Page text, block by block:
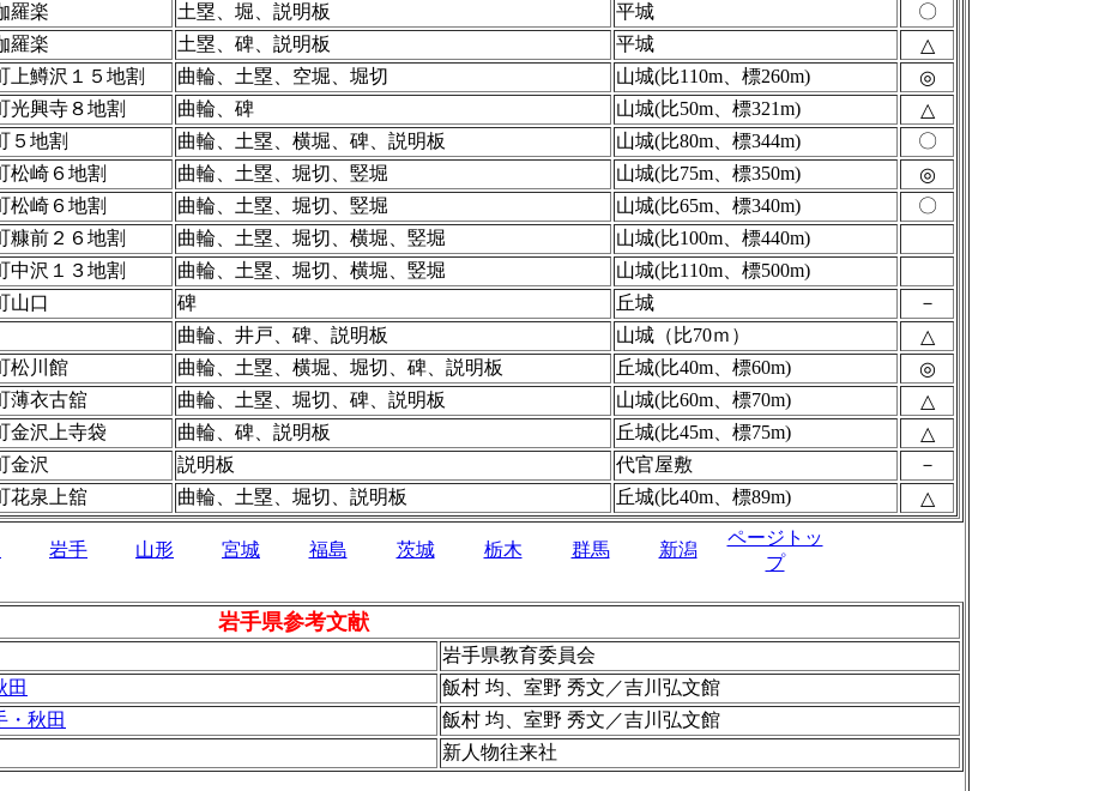
羅楽 土塁、堀、説明板 平城
〇
羅楽 土塁、碑、説明板 平城
△
上鱒沢１５地割 曲輪、土塁、空堀、堀切 山城(比110m、標260m)
◎
光興寺８地割 曲輪、碑 山城(比50m、標321m)
△
５地割 曲輪、土塁、横堀、碑、説明板 山城(比80m、標344m)
〇
松崎６地割 曲輪、土塁、堀切、竪堀 山城(比75m、標350m)
◎
松崎６地割 曲輪、土塁、堀切、竪堀 山城(比65m、標340m)
〇
糠前２６地割 曲輪、土塁、堀切、横堀、竪堀
山城(比100m、標440m)
中沢１３地割 曲輪、土塁、堀切、横堀、竪堀
山城(比110m、標500m)
山口 碑 丘城
－
曲輪、井戸、碑、説明板 山城（比70ｍ）
△
松川館 曲輪、土塁、横堀、堀切、碑、説明板 丘城(比40m、標60m)
◎
薄衣古舘 曲輪、土塁、堀切、碑、説明板 山城(比60m、標70m)
△
金沢上寺袋 曲輪、碑、説明板 丘城(比45m、標75m)
△
金沢 説明板 代官屋敷
－
花泉上舘 曲輪、土塁、堀切、説明板 丘城(比40m、標89m) △
岩手 山形 宮城 福島 茨城 栃木 群馬 新潟
ページトッ
プ
岩手県参考文献
岩手県教育委員会
田
飯村 均、室野 秀文／吉川弘文館
・秋田
飯村 均、室野 秀文／吉川弘文館
新人物往来社